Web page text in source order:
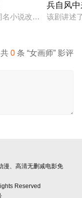
杨钿甜 饰），虽自
小说改编。江逾白长
兵自风
该剧讲述
共0 条 “女画师” 影评
漫、高清无删减电影免
Reserved